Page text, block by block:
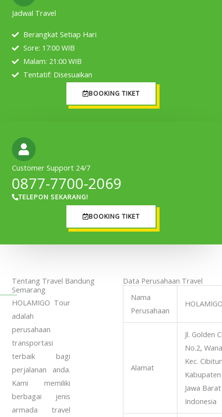
Jadwal Travel
Berangkat Setiap Hari
Sore: 17:00 WIB
Malam: 21:00 WIB
Tentatif: Disesuaikan
BOOKING TIKET
Customer Support 24/7
0877-7700-2069
TELEPON SEKARANG!
BOOKING TIKET
Tentang Travel Bandung
Semarang
HOLAMIGO Tour
adalah
perusahaan
transportasi
terbaik bagi
perjalanan anda.
Kami memiliki
berbagai jenis
armada travel
Data Perusahaan Travel
Nama
Perusahaan
Alamat
Jl. Golden
No.2,
Kec.
Jawa
Indonesia